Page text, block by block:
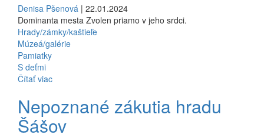
Denisa Pšenová | 22.01.2024
Dominanta mesta Zvolen priamo v jeho srdci.
Hrady/zámky/kaštieľe
Múzeá/galérie
Pamiatky
S deťmi
Čítať viac
Nepoznané zákutia hradu
Šášov